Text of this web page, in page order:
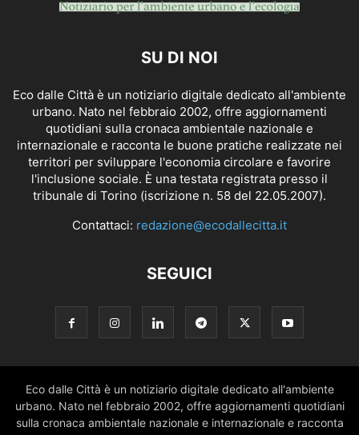
SU DI NOI
Eco dalle Città è un notiziario digitale dedicato all'ambiente
urbano. Nato nel febbraio 2002, offre aggiornamenti
quotidiani sulla cronaca ambientale nazionale e
internazionale e racconta le buone pratiche realizzate nei
territori per sviluppare l'economia circolare e favorire
l'inclusione sociale. È una testata registrata presso il
tribunale di Torino (iscrizione n. 58 del 22.05.2007).
Contattaci: redazione@ecodallecitta.it
SEGUICI
Eco dalle Città è un notiziario digitale dedicato all'ambiente
urbano. Nato nel febbraio 2002, offre aggiornamenti quotidiani
sulla cronaca ambientale nazionale e internazionale e racconta